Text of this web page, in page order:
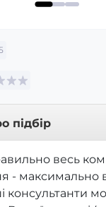
підбір
весь
- максимально
консультанти